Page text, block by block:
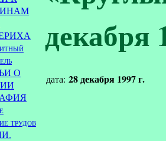
О
трудов
декабря
дата: 28 декабря 1997 г.